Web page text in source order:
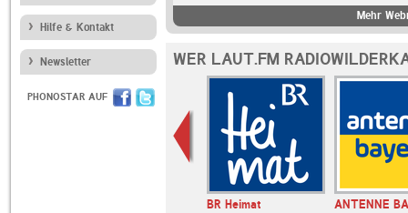
Hilfe & Kontakt
Newsletter
PHONOSTAR AUF
Mehr
WER LAUT.FM
BR Heimat ANTENNE